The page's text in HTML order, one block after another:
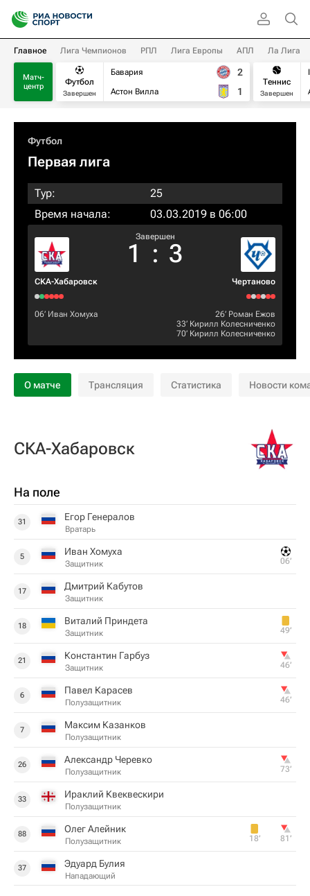
Главное Лига Чемпионов РПЛ Лига Европы АПЛ Ла Лига
Матч-
центр
Футбол
Завершен
Бавария
Астон Вилла
2
1
Теннис
Завершен
Футбол
Первая лига
Тур:
25
Время начала:
03.03.2019 в 06:00
СКА-Хабаровск
Завершен
1 : 3
Чертаново
06‎’‎ Иван Хомуха 26‎’‎ Роман Ежов
33‎’‎ Кирилл Колесниченко
70‎’‎ Кирилл Колесниченко
О матче Трансляция Статистика Новости
СКА-Хабаровск
На поле
31 Егор Генералов
Вратарь
5 Иван Хомуха
Защитник 06‎’‎
17 Дмитрий Кабутов
Защитник
18 Виталий Приндета
Защитник 49‎’‎
21 Константин Гарбуз
Защитник 46‎’‎
6 Павел Карасев
Полузащитник 46‎’‎
7 Максим Казанков
Полузащитник
26 Александр Черевко
Полузащитник 73‎’‎
33 Ираклий Квеквескири
Полузащитник
88 Олег Алейник
Полузащитник 18‎’‎ 81‎’‎
37 Эдуард Булия
Нападающий